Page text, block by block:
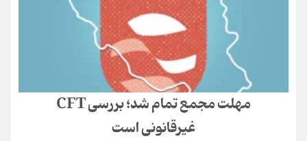
غیرقانونی است